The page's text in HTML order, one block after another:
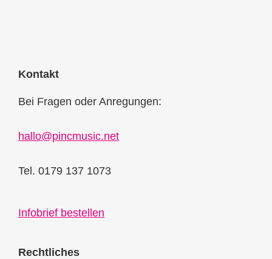
Kontakt
Bei Fragen oder Anregungen:
hallo@pincmusic.net
Tel. 0179 137 1073
Infobrief bestellen
Rechtliches